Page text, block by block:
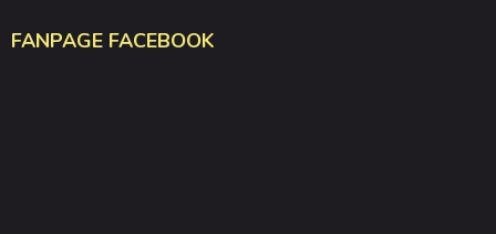
FANPAGE FACEBOOK